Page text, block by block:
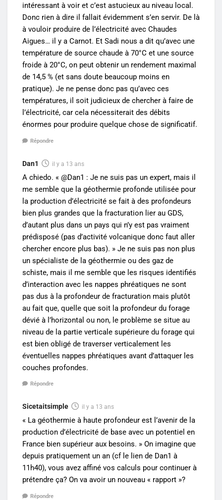
intéressant à voir et c’est astucieux au niveau local.
Donc rien à dire il fallait évidemment s’en servir. De là
à vouloir produire de l’électricité avec Chaudes
Aigues… il y a Carnot. Et Sadi nous a dit qu’avec une
température de source chaude à 70°C et une source
froide à 20°C, on peut obtenir un rendement maximal
de 14,5 % (et sans doute beaucoup moins en
pratique). Je ne pense donc pas qu’avec ces
températures, il soit judicieux de chercher à faire de
l’électricité, car cela nécessiterait des débits
énormes pour produire quelque chose de significatif.
Répondre
Dan1 il y a 13 ans
A chiedo. « @Dan1 : Je ne suis pas un expert, mais il
me semble que la géothermie profonde utilisée pour
la production d’électricité se fait à des profondeurs
bien plus grandes que la fracturation lier au GDS,
d’autant plus dans un pays qui n’y est pas vraiment
prédisposé (pas d’activité volcanique donc faut aller
chercher encore plus bas). » Je ne suis pas non plus
un spécialiste de la géothermie ou des gaz de
schiste, mais il me semble que les risques identifiés
d’interaction avec les nappes phréatiques ne sont
pas dus à la profondeur de fracturation mais plutôt
au fait que, quelle que soit la profondeur du forage
dévié à l’horizontal ou non, le problème se situe au
niveau de la partie verticale supérieure du forage qui
est bien obligé de traverser verticalement les
éventuelles nappes phréatiques avant d’attaquer les
couches profondes.
Répondre
Sicetaitsimple il y a 13 ans
« La géothermie à haute profondeur est l’avenir de la
production d’électricité de base avec un potentiel en
France bien supérieur aux besoins. » On imagine que
depuis pratiquement un an (cf le lien de Dan1 à
11h40), vous avez affiné vos calculs pour continuer à
prétendre ça? On va avoir un nouveau « rapport »?
Répondre